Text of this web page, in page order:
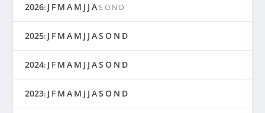
2026: J F M A M J J A S O N D
2025: J F M A M J J AS O N D
2024: J F M A M J J AS O N D
2023: J F M A M J J AS O N D